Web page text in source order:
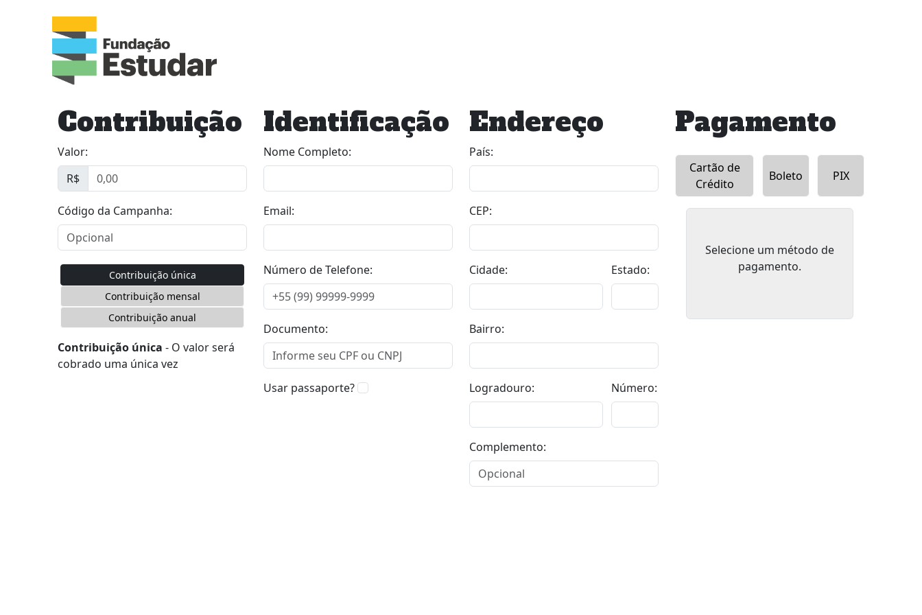
Contribuição
Valor:
R$
Código da Campanha:
Contribuição única
Contribuição mensal
Contribuição anual
Contribuição única - O valor será
cobrado uma única vez
Identificação
Nome Completo:
Email:
Número de Telefone:
Documento:
Usar passaporte?
Endereço
País:
CEP:
Cidade: Estado:
Bairro:
Logradouro: Número:
Complemento:
Pagamento
Cartão de
Crédito
Boleto PIX
Selecione um método de
pagamento.